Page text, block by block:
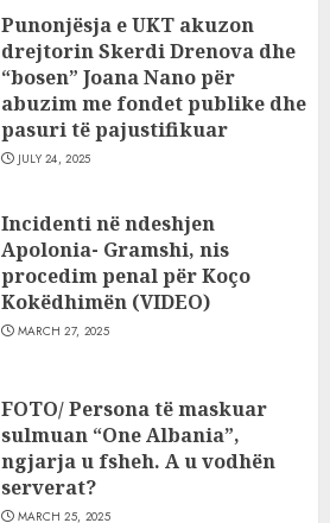
Punonjësja e UKT akuzon
drejtorin Skerdi Drenova dhe
“bosen” Joana Nano për
abuzim me fondet publike dhe
pasuri të pajustifikuar
JULY 24, 2025
Incidenti në ndeshjen
Apolonia- Gramshi, nis
procedim penal për Koço
Kokëdhimën (VIDEO)
MARCH 27, 2025
FOTO/ Persona të maskuar
sulmuan “One Albania”,
ngjarja u fsheh. A u vodhën
serverat?
MARCH 25, 2025